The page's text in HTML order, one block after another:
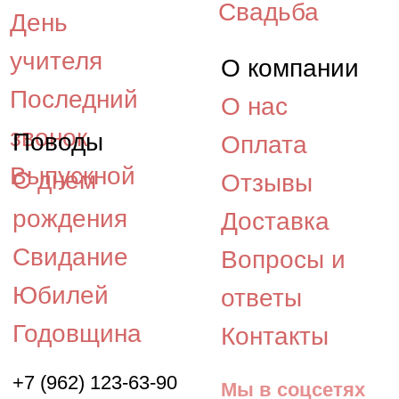
©2015 - 2026, «Космея» -
интернет-магазин
доставки цветов в Южно-
Сахалинске.